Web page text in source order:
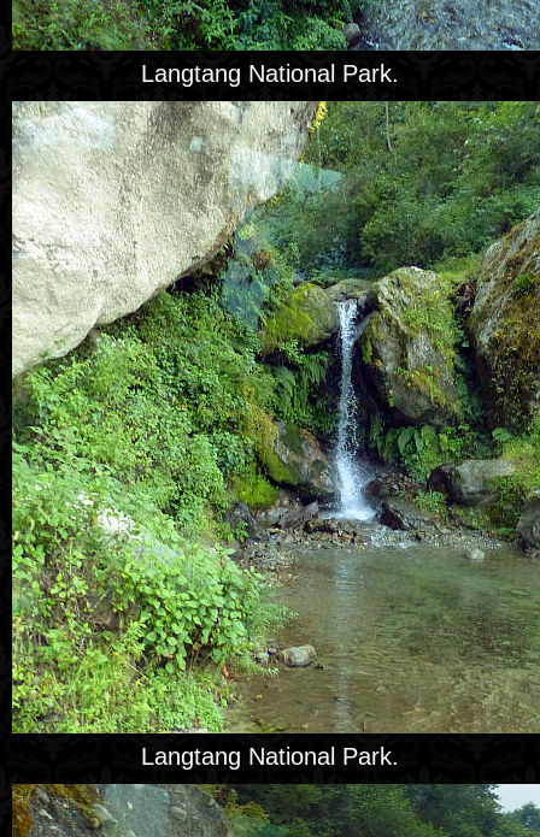
Langtang National Park.
Langtang National Park.